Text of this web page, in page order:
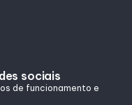
sociais
de funcionamento e